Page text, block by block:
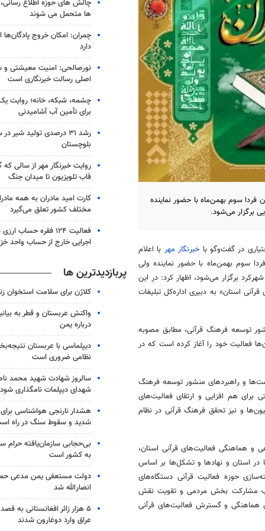
سوم بهمن‌ماه با حضور نماینده
برگزار می‌شود.
در گفت‌وگو با خبرنگار مهر با اعلام
سوم بهمن‌ماه با حضور نماینده ولی
برگزار می‌شود، اظهار کرد: در این
استان» به دبیری اداره‌کل تبلیغات
توسعه فرهنگ قرآنی، مطابق مصوبه
قرآنی در تاریخ ۳۱ تیرماه سال ۱۴۰۳ در استان‌ها فعالیت خود را آغاز کرده است که در
و راهبردهای منشور توسعه فرهنگ
برای هم افزایی و ارتقای فعالیت‌های
و نیز تحقق فرهنگ قرآنی در نظام
و هماهنگی فعالیت‌های قرآنی استان،
در استان و نهادها و تشکل‌ها بر اساس
حوزه فعالیت قرآنی دستگاه‌های
جلب مشارکت بخش مردمی و تقویت نقش
هماهنگی و گسترش فعالیت‌های قرآنی
چالش های حوزه اطلاع
ها متحمل می شوند
چمران: امکان خروج پادگان‌ها
دارد
نورصالحی: امنیت معیشتی و
اصلی رسالت خبرنگاری است
چشمه، شبکه، خانه؛ روایت
برای تأمین آب آشامیدنی
رشد ۳۱ درصدی تولید شیر
بلوچستان
روایت خبرنگار مهر از سالی
قاب تلویزیون تا میدان جنگ
کارت امید مادران به همه
مختلف کشور تعلق می‌گیرد
فعالیت ۱۲۴ فقره حساب
اجرایی خارج از حساب واحد
پربازدیدترین ها
کلاژن برای سلامت استخوان
واکنش عربستان و قطر به
درباره یمن
دیپلماسی با عربستان
نظامی ضروری است
سالروز شهادت شهید محمد
شهدای دیپلمات نامگذاری
شدید و سقوط سنگ در راه
بی‌حجابی سازمان‌یافته حرام
به کشور است
دولت مستعفی یمن مدعی
انصارالله شد
۵ هزار زائر افغانستانی به
عراق وارد دوغارون شدند